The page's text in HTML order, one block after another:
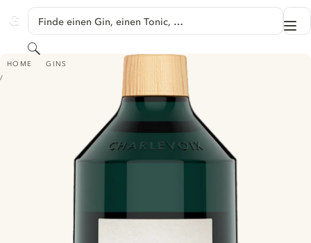
GINVENTORY
Finde einen Gin, einen Tonic, …
Suchen
HOME GINS
MENAUD - MARIA